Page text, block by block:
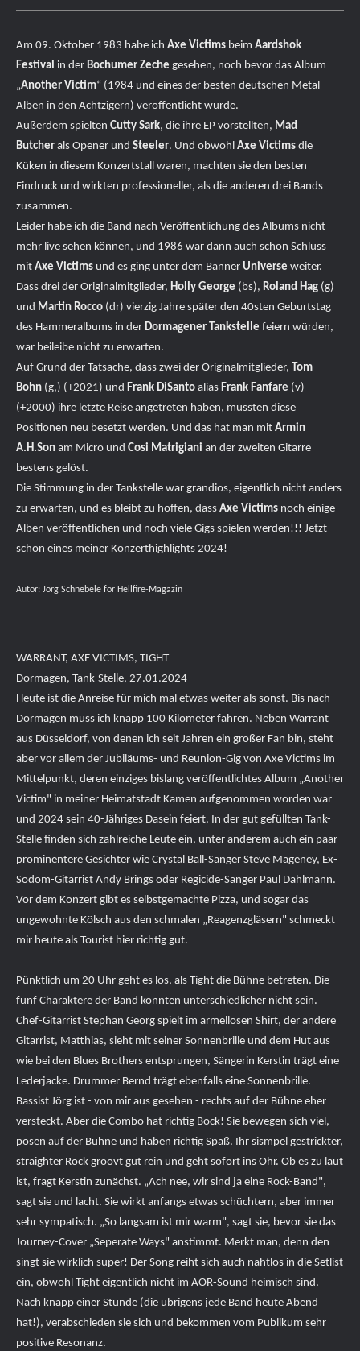
Am 09. Oktober 1983 habe ich Axe Victims beim Aardshok
Festival in der Bochumer Zeche gesehen, noch bevor das Album
„Another Victim“ (1984 und eines der besten deutschen Metal
Alben in den Achtzigern) veröffentlicht wurde.
Außerdem spielten Cutty Sark, die ihre EP vorstellten, Mad
Butcher als Opener und Steeler. Und obwohl Axe Victims die
Küken in diesem Konzertstall waren, machten sie den besten
Eindruck und wirkten professioneller, als die anderen drei Bands
zusammen.
Leider habe ich die Band nach Veröffentlichung des Albums nicht
mehr live sehen können, und 1986 war dann auch schon Schluss
mit Axe Victims und es ging unter dem Banner Universe weiter.
Dass drei der Originalmitglieder, Holly George (bs), Roland Hag (g)
und Martin Rocco (dr) vierzig Jahre später den 40sten Geburtstag
des Hammeralbums in der Dormagener Tankstelle feiern würden,
war beileibe nicht zu erwarten.
Auf Grund der Tatsache, dass zwei der Originalmitglieder, Tom
Bohn (g,) (+2021) und Frank DiSanto alias Frank Fanfare (v)
(+2000) ihre letzte Reise angetreten haben, mussten diese
Positionen neu besetzt werden. Und das hat man mit Armin
A.H.Son am Micro und Cosi Matrigiani an der zweiten Gitarre
bestens gelöst.
Die Stimmung in der Tankstelle war grandios, eigentlich nicht anders
zu erwarten, und es bleibt zu hoffen, dass Axe Victims noch einige
Alben veröffentlichen und noch viele Gigs spielen werden!!! Jetzt
schon eines meiner Konzerthighlights 2024!
Autor: Jörg Schnebele for Hellfire-Magazin
WARRANT, AXE VICTIMS, TIGHT
Dormagen, Tank-Stelle, 27.01.2024
Heute ist die Anreise für mich mal etwas weiter als sonst. Bis nach
Dormagen muss ich knapp 100 Kilometer fahren. Neben Warrant
aus Düsseldorf, von denen ich seit Jahren ein großer Fan bin, steht
aber vor allem der Jubiläums- und Reunion-Gig von Axe Victims im
Mittelpunkt, deren einziges bislang veröffentlichtes Album „Another
Victim" in meiner Heimatstadt Kamen aufgenommen worden war
und 2024 sein 40-Jähriges Dasein feiert. In der gut gefüllten Tank-
Stelle finden sich zahlreiche Leute ein, unter anderem auch ein paar
prominentere Gesichter wie Crystal Ball-Sänger Steve Mageney, Ex-
Sodom-Gitarrist Andy Brings oder Regicide-Sänger Paul Dahlmann.
Vor dem Konzert gibt es selbstgemachte Pizza, und sogar das
ungewohnte Kölsch aus den schmalen „Reagenzgläsern" schmeckt
mir heute als Tourist hier richtig gut.
Pünktlich um 20 Uhr geht es los, als Tight die Bühne betreten. Die
fünf Charaktere der Band könnten unterschiedlicher nicht sein.
Chef-Gitarrist Stephan Georg spielt im ärmellosen Shirt, der andere
Gitarrist, Matthias, sieht mit seiner Sonnenbrille und dem Hut aus
wie bei den Blues Brothers entsprungen, Sängerin Kerstin trägt eine
Lederjacke. Drummer Bernd trägt ebenfalls eine Sonnenbrille.
Bassist Jörg ist - von mir aus gesehen - rechts auf der Bühne eher
versteckt. Aber die Combo hat richtig Bock! Sie bewegen sich viel,
posen auf der Bühne und haben richtig Spaß. Ihr sismpel gestrickter,
straighter Rock groovt gut rein und geht sofort ins Ohr. Ob es zu laut
ist, fragt Kerstin zunächst. „Ach nee, wir sind ja eine Rock-Band",
sagt sie und lacht. Sie wirkt anfangs etwas schüchtern, aber immer
sehr sympatisch. „So langsam ist mir warm", sagt sie, bevor sie das
Journey-Cover „Seperate Ways" anstimmt. Merkt man, denn den
singt sie wirklich super! Der Song reiht sich auch nahtlos in die Setlist
ein, obwohl Tight eigentlich nicht im AOR-Sound heimisch sind.
Nach knapp einer Stunde (die übrigens jede Band heute Abend
hat!), verabschieden sie sich und bekommen vom Publikum sehr
positive Resonanz.